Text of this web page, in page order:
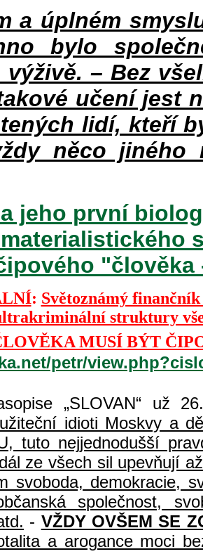
a úplném
bylo
– Bez
učení jest
lidí, kteří
něco jiného
jeho první
: Světoznámý
struktury
MUSÍ BÝT
petr/
„SLOVAN“ už
idioti Moskvy a
tuto nejjednodušší
ze všech sil upevňují
svoboda, demokracie,
společnost,
- VŽDY OVŠEM SE
a arogance moci